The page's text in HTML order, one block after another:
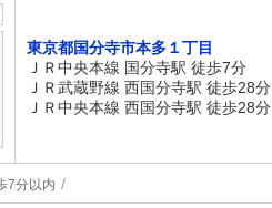
東京都国分寺市本多１丁目
ＪＲ中央本線 国分寺駅 徒歩7分
ＪＲ武蔵野線 西国分寺駅 徒歩28分
ＪＲ中央本線 西国分寺駅 徒歩28分
7分以内